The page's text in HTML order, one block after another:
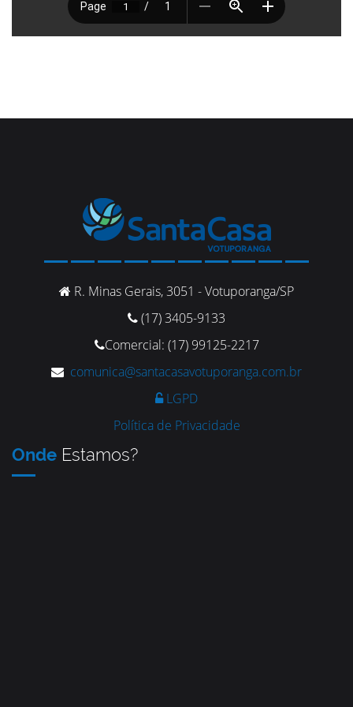
R. Minas Gerais, 3051 - Votuporanga/SP
(17) 3405-9133
Comercial: (17) 99125-2217
comunica@santacasavotuporanga.com.br
LGPD
Política de Privacidade
Onde Estamos?